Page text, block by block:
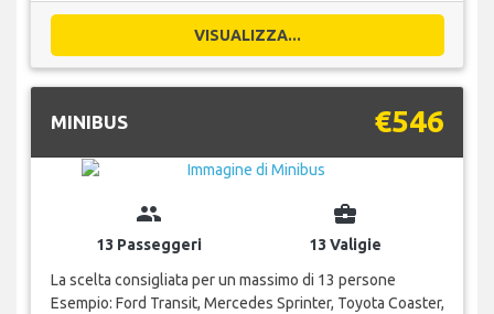
VISUALIZZA...
MINIBUS €546
group
13 Passeggeri
business_center
13 Valigie
La scelta consigliata per un massimo di 13 persone
Esempio: Ford Transit, Mercedes Sprinter, Toyota Coaster,